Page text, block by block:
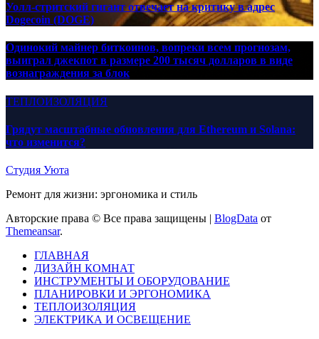
Уолл-стритский гигант отвечает на критику в адрес
Dogecoin (DOGE)
Одинокий майнер биткоинов, вопреки всем прогнозам,
выиграл джекпот в размере 200 тысяч долларов в виде
вознаграждения за блок
ТЕПЛОИЗОЛЯЦИЯ
Грядут масштабные обновления для Ethereum и Solana:
что изменится?
Студия Уюта
Ремонт для жизни: эргономика и стиль
Авторские права © Все права защищены | BlogData от
Themeansar.
ГЛАВНАЯ
ДИЗАЙН КОМНАТ
ИНСТРУМЕНТЫ И ОБОРУДОВАНИЕ
ПЛАНИРОВКИ И ЭРГОНОМИКА
ТЕПЛОИЗОЛЯЦИЯ
ЭЛЕКТРИКА И ОСВЕЩЕНИЕ